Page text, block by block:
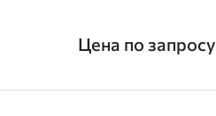
Цена по запросу